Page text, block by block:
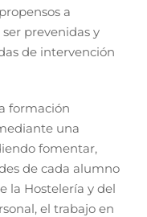
a
prevenidas y
de intervención
formación
una
fomentar,
de cada alumno
la Hostelería y del
el trabajo en